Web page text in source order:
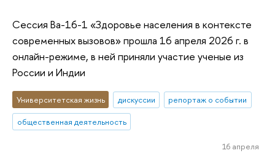
Сессия Ba-16-1 «Здоровье населения в контексте
современных вызовов» прошла 16 апреля 2026 г. в
онлайн-режиме, в ней приняли участие ученые из
России и Индии
Университетская жизнь дискуссии
репортаж о событии
общественная деятельность
16 апреля